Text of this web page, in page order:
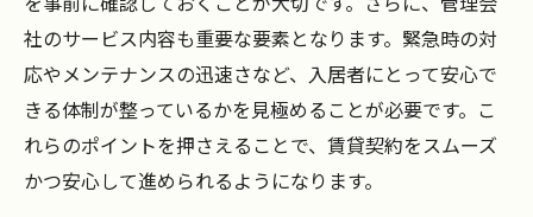
家賃管理で地域資源を最大限に活用する方
法
碧南市での賃貸ライフを豊かにする家賃管
理
地域の魅力と住環境を結ぶ家賃管理の役割
社のサービス内容も重要な要素となります。緊急時の対
応やメンテナンスの迅速さなど、入居者にとって安心で
きる体制が整っているかを見極めることが必要です。こ
れらのポイントを押さえることで、賃貸契約をスムーズ
かつ安心して進められるようになります。